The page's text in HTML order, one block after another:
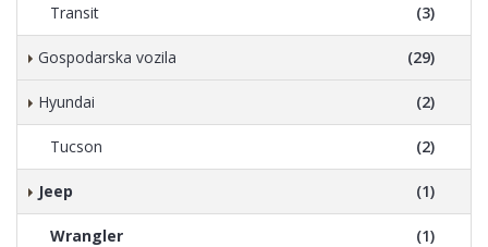
Transit (3)
Gospodarska vozila (29)
Hyundai (2)
Tucson (2)
Jeep (1)
Wrangler (1)